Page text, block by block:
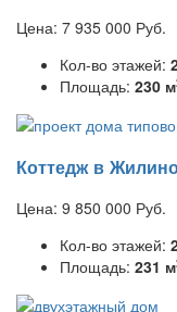
Цена: 7 935 000 Руб.
Кол-во этажей:
Площадь: 230 м
Коттедж в
Цена: 9 850 000 Руб.
Кол-во этажей:
Площадь: 231 м